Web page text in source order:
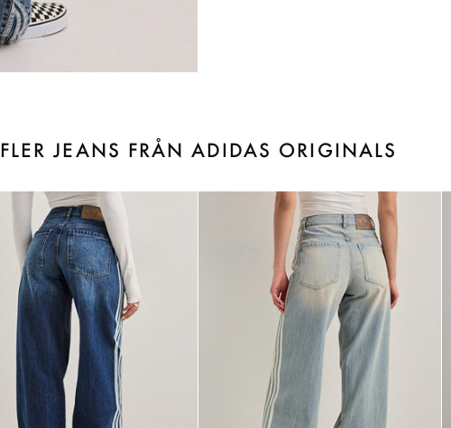
FLER JEANS FRÅN ADIDAS ORIGINALS